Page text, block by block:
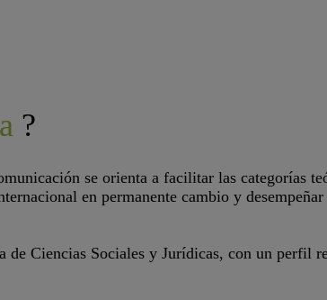
?
se orienta a facilitar las categorías
en permanente cambio y
Ciencias Sociales y Jurídicas, con un perfil